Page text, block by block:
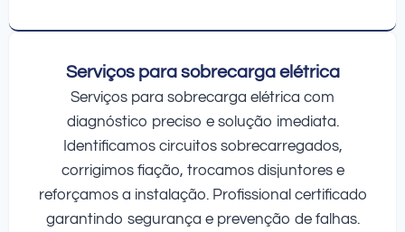
Serviços para sobrecarga elétrica
Serviços para sobrecarga elétrica com
diagnóstico preciso e solução imediata.
Identificamos circuitos sobrecarregados,
corrigimos fiação, trocamos disjuntores e
reforçamos a instalação. Profissional certificado
garantindo segurança e prevenção de falhas.